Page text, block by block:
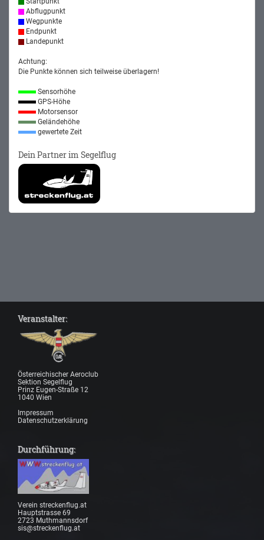
Abflugpunkt
Wegpunkte
Endpunkt
Landepunkt
Achtung:
Die Punkte können sich teilweise überlagern!
Sensorhöhe
GPS-Höhe
Motorsensor
Geländehöhe
gewertete Zeit
Dein Partner im Segelflug
Veranstalter:
Österreichischer Aeroclub
Sektion Segelflug
Prinz Eugen-Straße 12
1040 Wien
Impressum
Datenschutzerklärung
Durchführung:
Verein streckenflug.at
Hauptstrasse 69
2723 Muthmannsdorf
sis@streckenflug.at